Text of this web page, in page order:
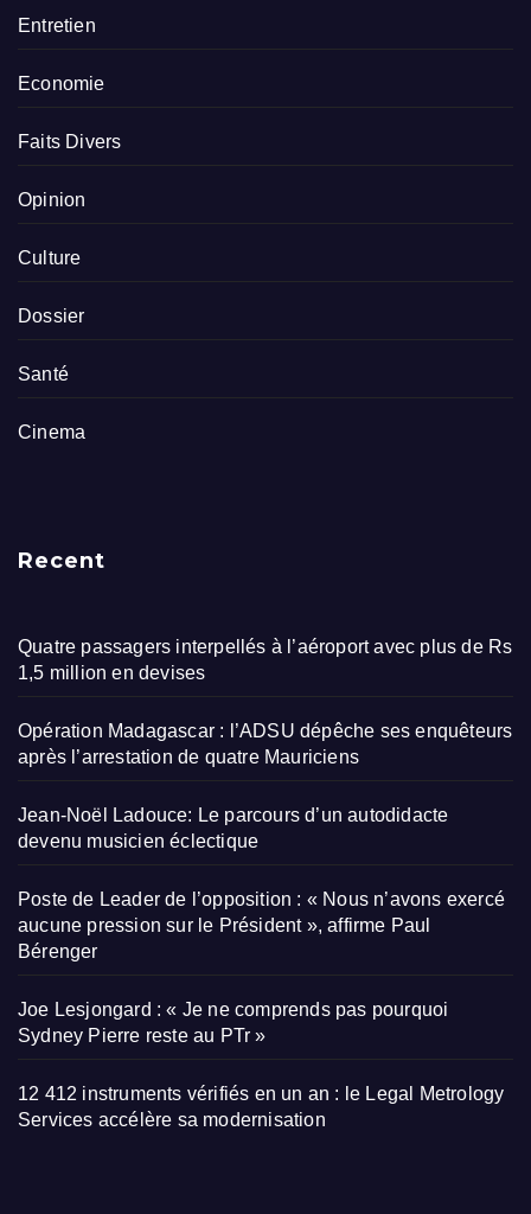
Entretien
Economie
Faits Divers
Opinion
Culture
Dossier
Santé
Cinema
Recent
Quatre passagers interpellés à l’aéroport avec plus de Rs
1,5 million en devises
Opération Madagascar : l’ADSU dépêche ses enquêteurs
après l’arrestation de quatre Mauriciens
Jean-Noël Ladouce: Le parcours d’un autodidacte
devenu musicien éclectique
Poste de Leader de l’opposition : « Nous n’avons exercé
aucune pression sur le Président », affirme Paul
Bérenger
Joe Lesjongard : « Je ne comprends pas pourquoi
Sydney Pierre reste au PTr »
12 412 instruments vérifiés en un an : le Legal Metrology
Services accélère sa modernisation